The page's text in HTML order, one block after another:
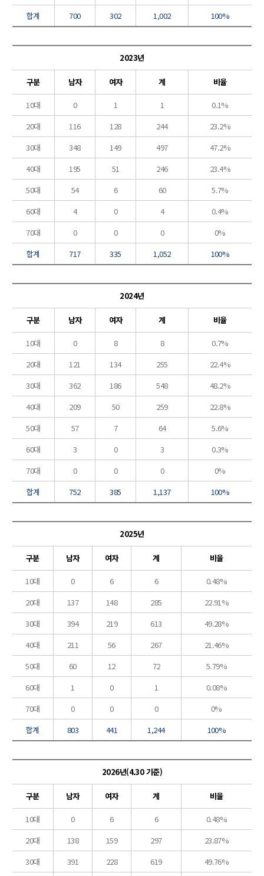
합계 700 302 1,002 100%
2023년
구분 남자 여자 계 비율
10대 0 1 1
0.1%
20대
116 128 244
23.2%
30대
348 149 497
47.2%
40대
195 51 246
23.4%
50대
54 6 60
5.7%
60대
4 0 4
0.4%
70대
0 0 0
0%
합계
717 335 1,052 100%
2024년
구분 남자 여자 계 비율
10대 0 8 8
0.7%
20대
121 134 255
22.4%
30대
362 186 548
48.2%
40대
209 50 259
22.8%
50대
57 7 64
5.6%
60대
3 0 3
0.3%
70대
0 0 0
0%
합계
752 385 1,137 100%
2025년
구분 남자 여자 계 비율
10대 0 6 6
0.48%
20대
137 148 285
22.91%
30대
394 219 613
49.28%
40대
211 56 267
21.46%
50대
60 12 72
5.79%
60대
1 0 1
0.08%
70대
0 0 0
0%
합계
803 441 1,244 100%
2026년(4.30 기준)
구분 남자 여자 계 비율
10대 0 6 6
0.48%
20대
138 159 297
23.87%
30대
391 228 619
49.76%